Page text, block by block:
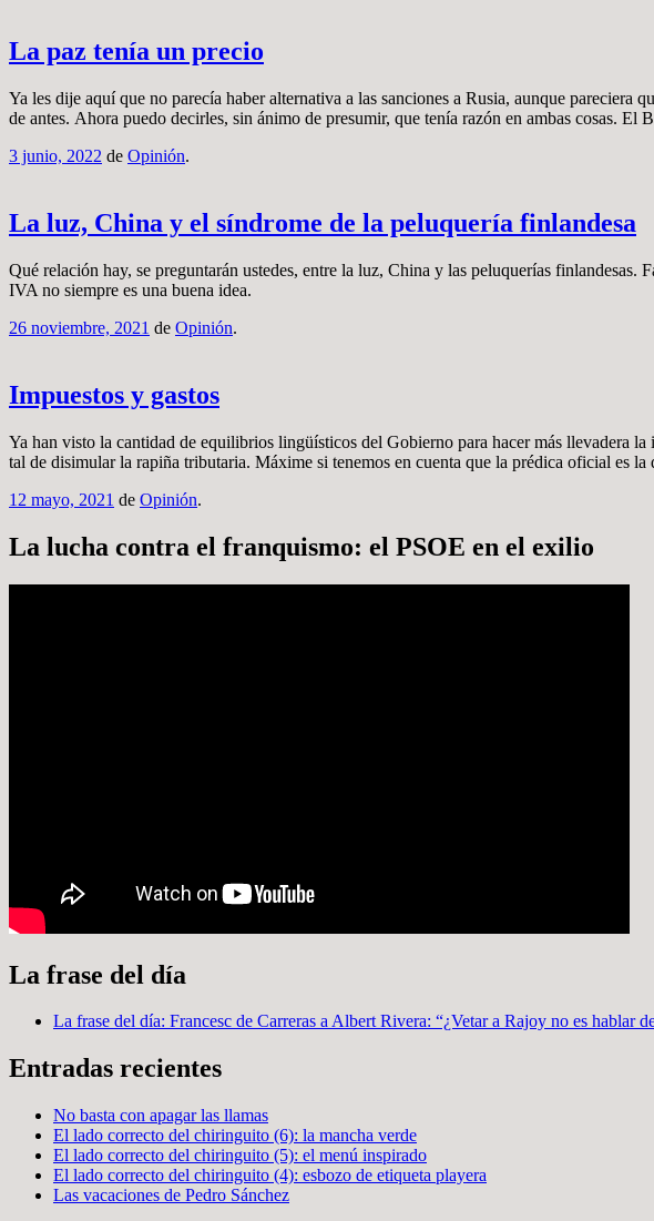
La paz tenía un precio
Ya les dije aquí que no parecía haber alternativa a las sanciones a Rusia, aunque
de antes. Ahora puedo decirles, sin ánimo de presumir, que tenía razón en ambas cosas. El
3 junio, 2022 de Opinión.
La luz, China y el síndrome de la peluquería finlandesa
Qué relación hay, se preguntarán ustedes, entre la luz, China y las peluquerías
IVA no siempre es una buena idea.
26 noviembre, 2021 de Opinión.
Impuestos y gastos
Ya han visto la cantidad de equilibrios lingüísticos del Gobierno para hacer más llevadera
tal de disimular la rapiña tributaria. Máxime si tenemos en cuenta que la prédica oficial es
12 mayo, 2021 de Opinión.
La lucha contra el franquismo: el PSOE en el exilio
La frase del día
La frase del día: Francesc de Carreras a Albert Rivera: “¿Vetar a Rajoy no es hablar
Entradas recientes
No basta con apagar las llamas
El lado correcto del chiringuito (6): la mancha verde
El lado correcto del chiringuito (5): el menú inspirado
El lado correcto del chiringuito (4): esbozo de etiqueta playera
Las vacaciones de Pedro Sánchez